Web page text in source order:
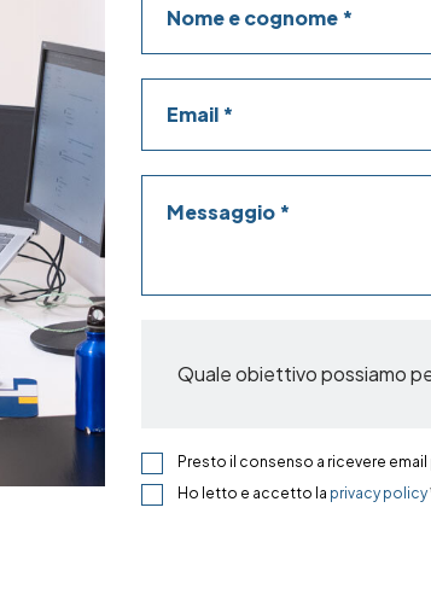
Quale obiettivo possiamo
Presto il consenso a ricevere
Ho letto e accetto la privacy policy